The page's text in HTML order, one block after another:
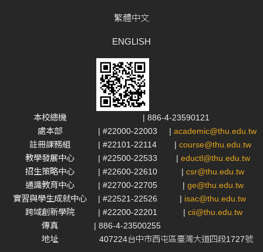
繁體中文
ENGLISH
本校總機
| 886-4-23590121
處本部
| #22000-22003 | academic@thu.edu.tw
註冊課務組
| #22101-22114 | course@thu.edu.tw
教學發展中心
| #22500-22533 | eductl@thu.edu.tw
招生策略中心
| #22600-22610 | csr@thu.edu.tw
通識教育中心
| #22700-22705 | ge@thu.edu.tw
實習與學生成就中心
| #22521-22526 | isac@thu.edu.tw
跨域創新學院
| #22200-22201 | cii@thu.edu.tw
傳真
| 886-4-23500255
地址
407224台中市西屯區臺灣大道四段1727號